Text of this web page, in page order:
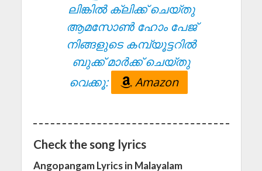
ലിങ്കിൽ ക്ലിക്ക് ചെയ്തു
ആമസോൺ ഹോം പേജ്
നിങ്ങളുടെ കമ്പ്യൂട്ടറിൽ
ബുക്ക് മാർക്ക് ചെയ്തു
വെക്കൂ:
Amazon
Check the song lyrics
Angopangam Lyrics in Malayalam